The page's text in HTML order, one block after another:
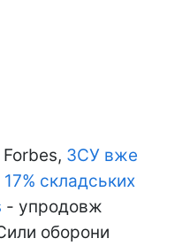
ЗСУ вже
складських
- упродовж
оборони